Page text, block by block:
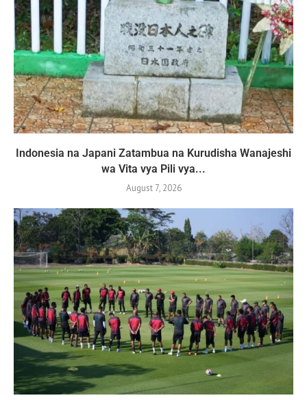
Indonesia na Japani Zatambua na Kurudisha Wanajeshi
wa Vita vya Pili vya...
August 7, 2026